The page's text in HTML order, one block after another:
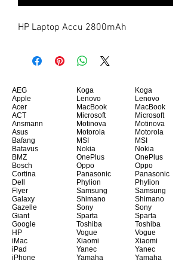
HP Laptop Accu 2800mAh
AEG
Apple
Acer
ACT
Ansmann
Asus
Bafang
Batavus
BMZ
Bosch
Cortina
Dell
Flyer
Galaxy
Gazelle
Giant
Google
HP
iMac
iPad
iPhone
Koga
Lenovo
MacBook
Microsoft
Motinova
Motorola
MSI
Nokia
OnePlus
Oppo
Panasonic
Phylion
Samsung
Shimano
Sony
Sparta
Toshiba
Vogue
Xiaomi
Yanec
Yamaha
Koga
Lenovo
MacBook
Microsoft
Motinova
Motorola
MSI
Nokia
OnePlus
Oppo
Panasonic
Phylion
Samsung
Shimano
Sony
Sparta
Toshiba
Vogue
Xiaomi
Yanec
Yamaha